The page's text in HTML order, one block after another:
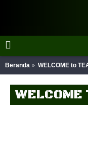
Beranda WELCOME to